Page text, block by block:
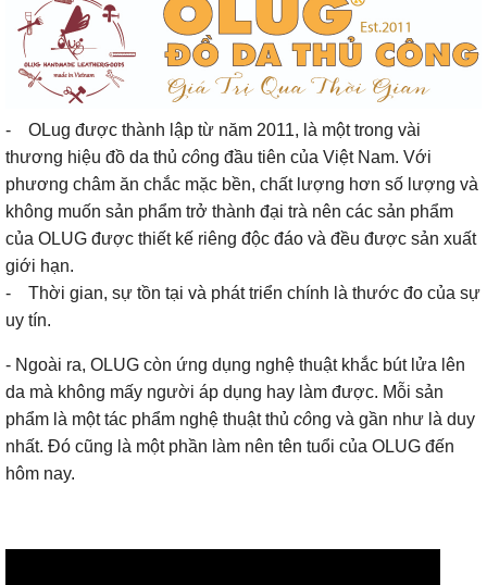
- OLug được thành lập từ năm 2011, là một trong vài
thương hiệu đồ da thủ công đầu tiên của Việt Nam. Với
phương châm ăn chắc mặc bền, chất lượng hơn số lượng và
không muốn sản phẩm trở thành đại trà nên các sản phẩm
của OLUG được thiết kế riêng độc đáo và đều được sản xuất
giới hạn.
- Thời gian, sự tồn tại và phát triển chính là thước đo của sự
uy tín.
- Ngoài ra, OLUG còn ứng dụng nghệ thuật khắc bút lửa lên
da mà không mấy người áp dụng hay làm được. Mỗi sản
phẩm là một tác phẩm nghệ thuật thủ công và gần như là duy
nhất. Đó cũng là một phần làm nên tên tuổi của OLUG đến
hôm nay.